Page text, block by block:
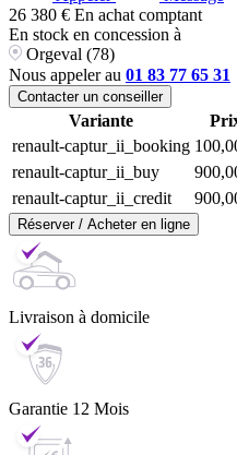
26 380 € En achat comptant
En stock en concession à
Orgeval (78)
Nous appeler au 01 83 77 65 31
Contacter un conseiller
Variante
renault-captur_ii_booking
renault-captur_ii_buy
renault-captur_ii_credit
Réserver / Acheter en ligne
Livraison à domicile
Garantie 12 Mois